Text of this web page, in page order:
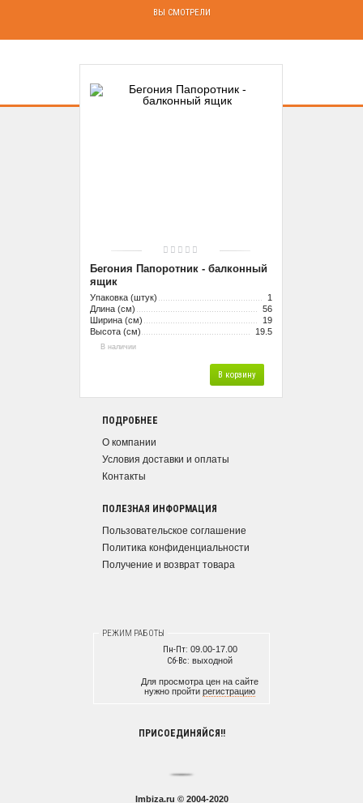
ВЫ СМОТРЕЛИ
Бегония Папоротник - балконный
ящик
Упаковка (штук)
1
Длина (см)
56
Ширина (см)
19
Высота (см)
19.5
В наличии
В корзину
ПОДРОБНЕЕ
О компании
Условия доставки и оплаты
Контакты
ПОЛЕЗНАЯ ИНФОРМАЦИЯ
Пользовательское соглашение
Политика конфиденциальности
Получение и возврат товара
РЕЖИМ РАБОТЫ
Пн-Пт: 09.00-17.00
Сб-Вс: выходной
Для просмотра цен на сайте
нужно пройти регистрацию
ПРИСОЕДИНЯЙСЯ!!
Imbiza.ru © 2004-2020